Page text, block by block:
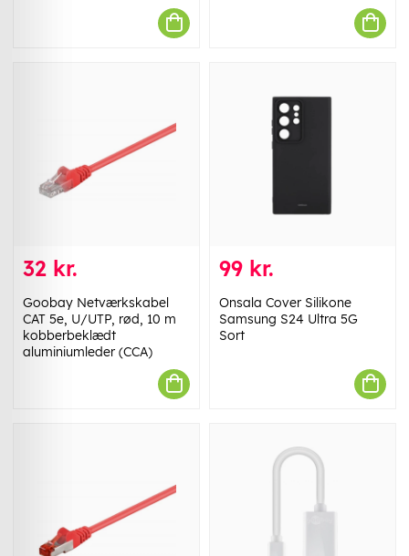
32 kr.
Goobay Netværkskabel
CAT 5e, U/UTP, rød, 10 m
kobberbeklædt
aluminiumleder (CCA)
99 kr.
Onsala Cover Silikone
Samsung S24 Ultra 5G
Sort